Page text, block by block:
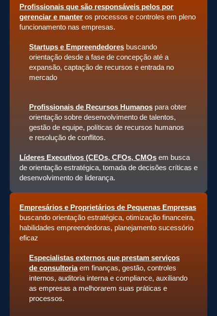
Profissionais que são responsáveis pelos por
gerenciar e manter os processos e controles em pleno
funcionamento nas empresas.
Startups e Empreendedores buscando
orientação desde a fase de concepção até a
expansão, captação de recursos e entrada no
mercado
Profissionais de Recursos Humanos para obter
orientação sobre desenvolvimento de talentos,
gestão de equipe, políticas de recursos humanos
e resolução de conflitos.
Líderes Executivos (CEOs, CFOs, CMOs em busca
de orientação estratégica, tomada de decisões críticas e
desenvolvimento de liderança.
Empresários e Proprietários de Pequenas Empresas
buscando orientação estratégica, otimização financeira,
habilidades empreendedoras, planejamento sucessório
eficaz
Especialistas externos que prestam serviços
de consultoriaem finanças, gestão, controles
internos, auditoria interna e compliance, auxiliando
as empresas a melhorarem suas práticas e
processos.